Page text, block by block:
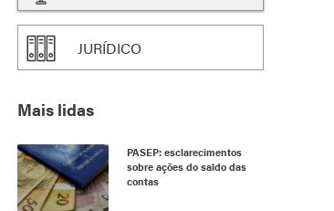
JURÍDICO
Mais lidas
PASEP: esclarecimentos
sobre ações do saldo das
contas